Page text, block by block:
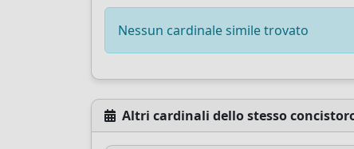
Nessun cardinale simile trovato
Altri cardinali dello stesso